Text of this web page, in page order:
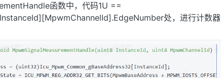
函数中，代码1U ==
处，进行计数器